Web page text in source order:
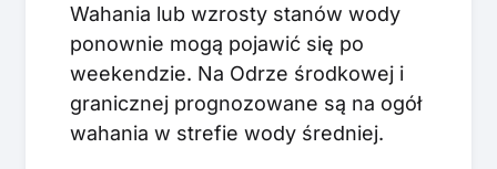
Wahania lub wzrosty stanów wody
ponownie mogą pojawić się po
weekendzie. Na Odrze środkowej i
granicznej prognozowane są na ogół
wahania w strefie wody średniej.